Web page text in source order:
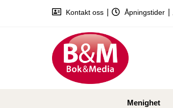
Kontakt oss Åpningstider
Menighet